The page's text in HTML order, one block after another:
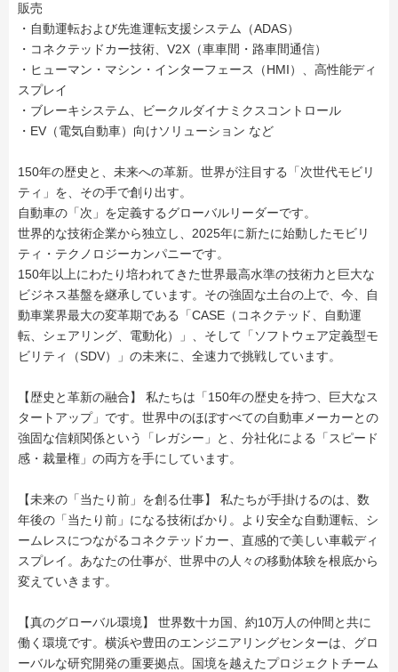
販売
・自動運転および先進運転支援システム（ADAS）
・コネクテッドカー技術、V2X（車車間・路車間通信）
・ヒューマン・マシン・インターフェース（HMI）、高性能ディ
スプレイ
・ブレーキシステム、ビークルダイナミクスコントロール
・EV（電気自動車）向けソリューション など
150年の歴史と、未来への革新。世界が注目する「次世代モビリ
ティ」を、その手で創り出す。
自動車の「次」を定義するグローバルリーダーです。
世界的な技術企業から独立し、2025年に新たに始動したモビリ
ティ・テクノロジーカンパニーです。
150年以上にわたり培われてきた世界最高水準の技術力と巨大な
ビジネス基盤を継承しています。その強固な土台の上で、今、自
動車業界最大の変革期である「CASE（コネクテッド、自動運
転、シェアリング、電動化）」、そして「ソフトウェア定義型モ
ビリティ（SDV）」の未来に、全速力で挑戦しています。
【歴史と革新の融合】 私たちは「150年の歴史を持つ、巨大なス
タートアップ」です。世界中のほぼすべての自動車メーカーとの
強固な信頼関係という「レガシー」と、分社化による「スピード
感・裁量権」の両方を手にしています。
【未来の「当たり前」を創る仕事】 私たちが手掛けるのは、数
年後の「当たり前」になる技術ばかり。より安全な自動運転、シ
ームレスにつながるコネクテッドカー、直感的で美しい車載ディ
スプレイ。あなたの仕事が、世界中の人々の移動体験を根底から
変えていきます。
【真のグローバル環境】 世界数十カ国、約10万人の仲間と共に
働く環境です。横浜や豊田のエンジニアリングセンターは、グロ
ーバルな研究開発の重要拠点。国境を越えたプロジェクトチーム